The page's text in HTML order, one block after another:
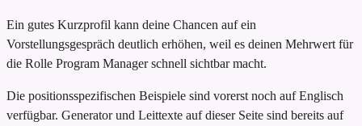
Ein gutes Kurzprofil kann deine Chancen auf ein
Vorstellungsgespräch deutlich erhöhen, weil es deinen Mehrwert für
die Rolle Program Manager schnell sichtbar macht.
Die positionsspezifischen Beispiele sind vorerst noch auf Englisch
verfügbar. Generator und Leittexte auf dieser Seite sind bereits auf